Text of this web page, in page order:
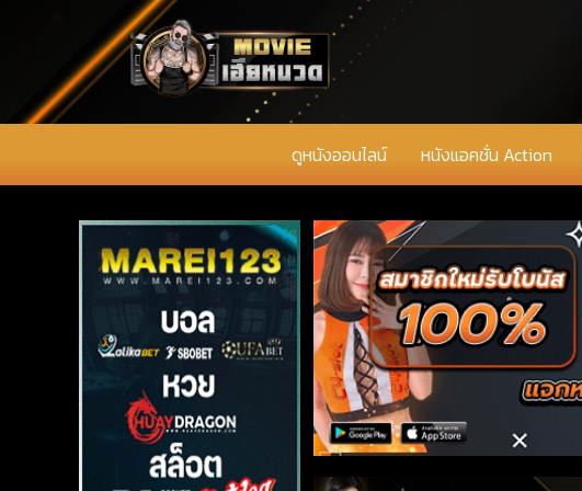
ดูหนังออนไลน์ หนังแอคชั่น Action